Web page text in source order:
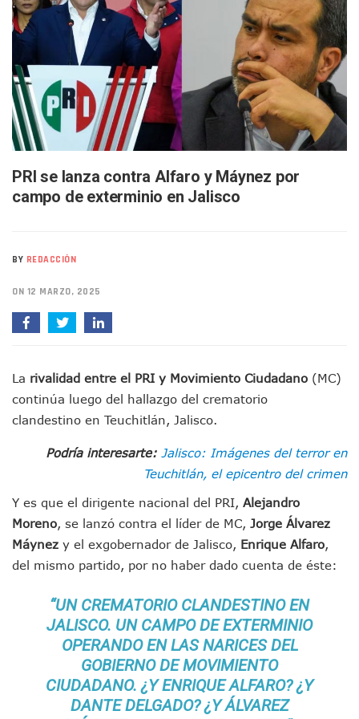
Bruno Blancas Lleva El Mensaje De La Cuarta
Liberan 180 Crías De Iguana Verde En El Estero El Salado
Puerto Vallarta Participa En Los PriceAgencies Awards
Ofrecerán Asesoría Jurídica Gratuita En Puerto Vallarta
Juan Solís E Iris Torres Buscan Integrar La Planilla Del PAN
Realizan Operativo Preventivo En Seis Colonias Del
Arquitecto Luis Munguía Reconoce La Labor Del Personal
Semana Lluviosa Para Puerto Vallarta Con Tormentas Y
Voces Del Orgullo Distingue A Referentes De La
Buques Mexicanos Parten A Venezuela Con 718
Nuevo Transporte Eléctrico En Puerto Vallarta: Rutas,
IMSS Invierte 12.6 MDP En Remodelar Urgencias Del
En Abril 2027 Terminarán El Centro Regional De Autismo
Puerto Vallarta Fortalece Su Promoción En California Con
Accidente En Un RZR, Principal Hipótesis Por La Muerte
Este Viernes, Lemus Inaugurará El Sistema De
Nidos De Lluvia Busca Beneficiar A 100 Familias De
Morena Cierra Filas Por La Defensa Del Agua De Calidad
Hallazgo De Yareli Colmenares Tovar Eleva A 4 Cuerpos
Regresa A Puerto Vallarta La Premiación Nacional De La
Ra Aguilar Acompaña A Cientos De Familias En Las
Oleaje Y Riesgo Por Cocodrilos Mantienen Restricciones
“Kato” Supera El Abandono Y Comienza Una Nueva Vida
Poderoso Terremoto Destruye Edificios Y Puentes En
Munguía Es El Sexto Mejor Alcalde De Jalisco, Según
ATM Incorpora 20 Nuevos Camiones Al Corredor Bahía
Colectivos Piden A Lemus Más Ministerios Públicos Para
Avenida Federación En Puerto Vallarta Registra 80% De
Caída De “El Mencho” Elevó Percepción De Inseguridad
Mercado Vallarta Incluye Reúne A Emprendedores Locales
PRI se lanza contra Alfaro y Máynez por
campo de exterminio en Jalisco
BY REDACCIÓN
ON 12 MARZO, 2025
La rivalidad entre el PRI y Movimiento Ciudadano (MC)
continúa luego del hallazgo del crematorio
clandestino en Teuchitlán, Jalisco.
Podría interesarte: Jalisco: Imágenes del terror en
Teuchitlán, el epicentro del crimen
Y es que el dirigente nacional del PRI, Alejandro
Moreno, se lanzó contra el líder de MC, Jorge Álvarez
Máynez y el exgobernador de Jalisco, Enrique Alfaro,
del mismo partido, por no haber dado cuenta de éste:
“UN CREMATORIO CLANDESTINO EN
JALISCO. UN CAMPO DE EXTERMINIO
OPERANDO EN LAS NARICES DEL
GOBIERNO DE MOVIMIENTO
CIUDADANO. ¿YENRIQUE ALFARO? ¿Y
DANTE DELGADO? ¿Y ÁLVAREZ